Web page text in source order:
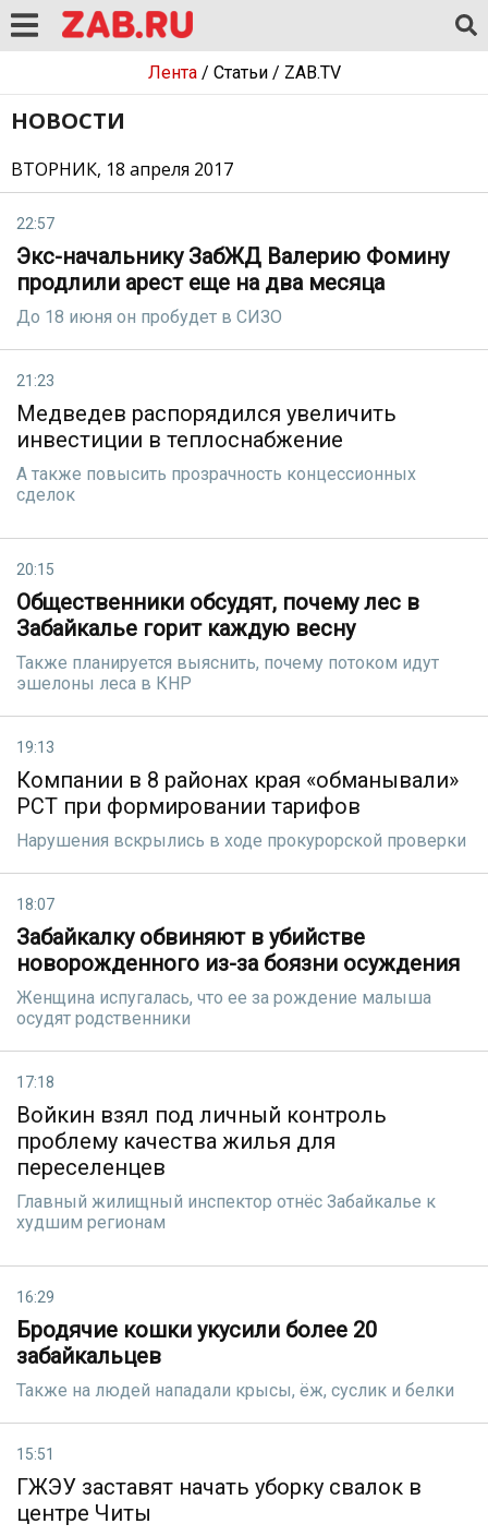
Лента/ Статьи/ ZAB.TV
НОВОСТИ
ВТОРНИК, 18 апреля 2017
22:57
Экс-начальнику ЗабЖД Валерию Фомину
продлили арест еще на два месяца
До 18 июня он пробудет в СИЗО
21:23
Медведев распорядился увеличить
инвестиции в теплоснабжение
А также повысить прозрачность концессионных
сделок
20:15
Общественники обсудят, почему лес в
Забайкалье горит каждую весну
Также планируется выяснить, почему потоком идут
эшелоны леса в КНР
19:13
Компании в 8 районах края «обманывали»
РСТ при формировании тарифов
Нарушения вскрылись в ходе прокурорской проверки
18:07
Забайкалку обвиняют в убийстве
новорожденного из-за боязни осуждения
Женщина испугалась, что ее за рождение малыша
осудят родственники
17:18
Войкин взял под личный контроль
проблему качества жилья для
переселенцев
Главный жилищный инспектор отнёс Забайкалье к
худшим регионам
16:29
Бродячие кошки укусили более 20
забайкальцев
Также на людей нападали крысы, ёж, суслик и белки
15:51
ГЖЭУ заставят начать уборку свалок в
центре Читы